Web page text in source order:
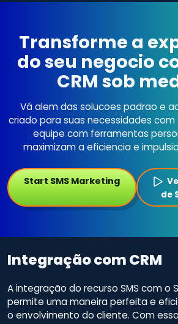
Transforme a
do seu negocio
CRM sob
Vá alem das solucoes padrao e
criado para suas necessidades com
equipe com ferramentas
maximizam a eficiencia e
Start SMS Marketing
de
Integração com CRM
A integração do recurso SMS com o
permite uma maneira perfeita e
o envolvimento do cliente. Com